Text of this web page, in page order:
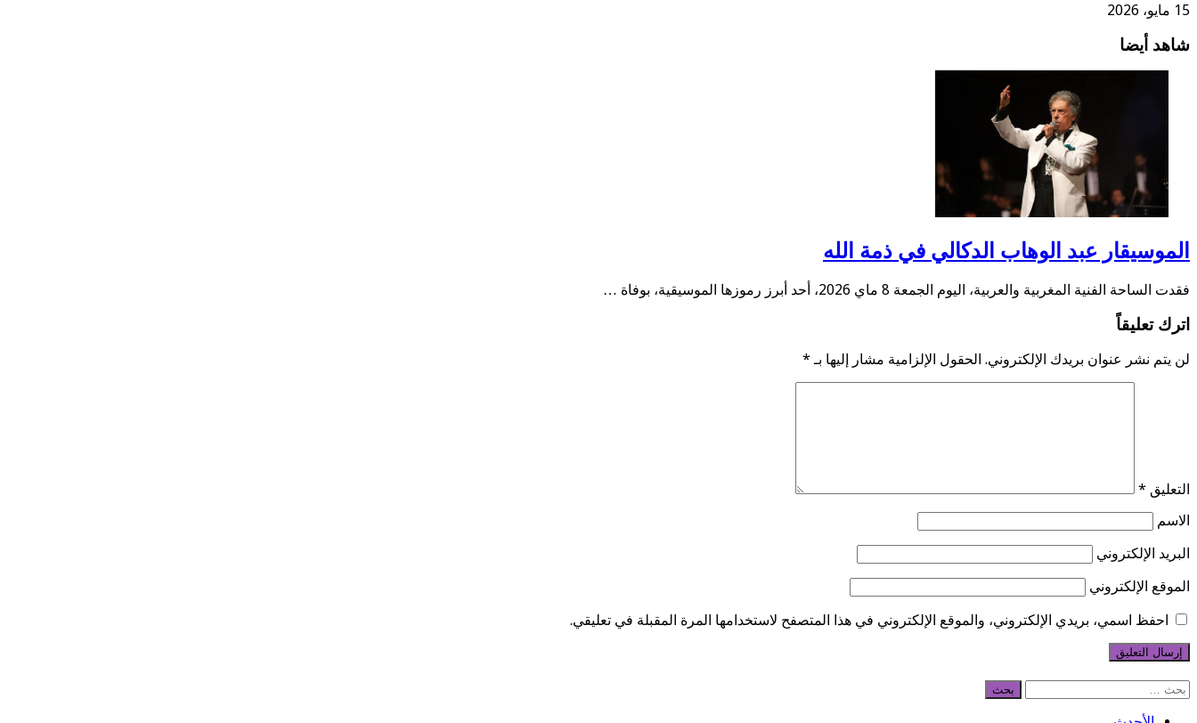
15 مايو، 2026
شاهد أيضا
الموسيقار عبد الوهاب الدكالي في ذمة الله
فقدت الساحة الفنية المغربية والعربية، اليوم الجمعة 8 ماي 2026، أحد أبرز رموزها الموسيقية، بوفاة …
اترك تعليقاً
لن يتم نشر عنوان بريدك الإلكتروني. الحقول الإلزامية مشار إليها بـ *
التعليق *
الاسم
البريد الإلكتروني
الموقع الإلكتروني
احفظ اسمي، بريدي الإلكتروني، والموقع الإلكتروني في هذا المتصفح لاستخدامها المرة المقبلة في تعليقي.
البحث
عن: